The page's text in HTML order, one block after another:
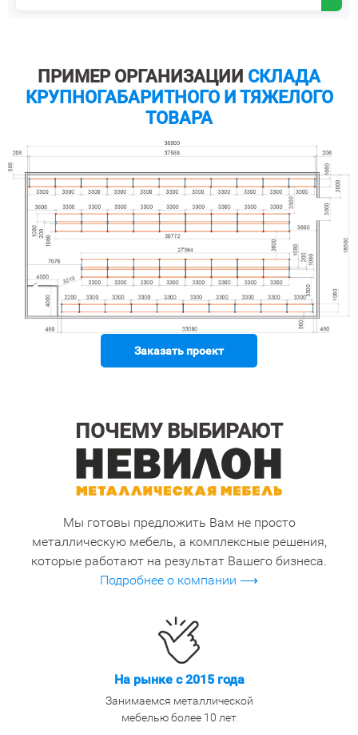
ПРИМЕР ОРГАНИЗАЦИИ СКЛАДА
КРУПНОГАБАРИТНОГО И ТЯЖЕЛОГО
ТОВАРА
Заказать проект
ПОЧЕМУ ВЫБИРАЮТ
Мы готовы предложить Вам не просто
металлическую мебель, а комплексные решения,
которые работают на результат Вашего бизнеса.
Подробнее о компании ⟶
На рынке с 2015 года
Занимаемся металлической
мебелью более 10 лет